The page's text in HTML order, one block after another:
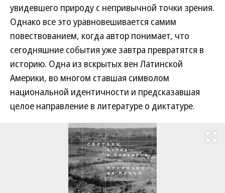
увидевшего природу с непривычной точки зрения.
Однако все это уравновешивается самим
повествованием, когда автор понимает, что
сегодняшние события уже завтра превратятся в
историю. Одна из вскрытых вен Латинской
Америки, во многом ставшая символом
национальной идентичности и предсказавшая
целое направление в литературе о диктатуре.
Развернуть